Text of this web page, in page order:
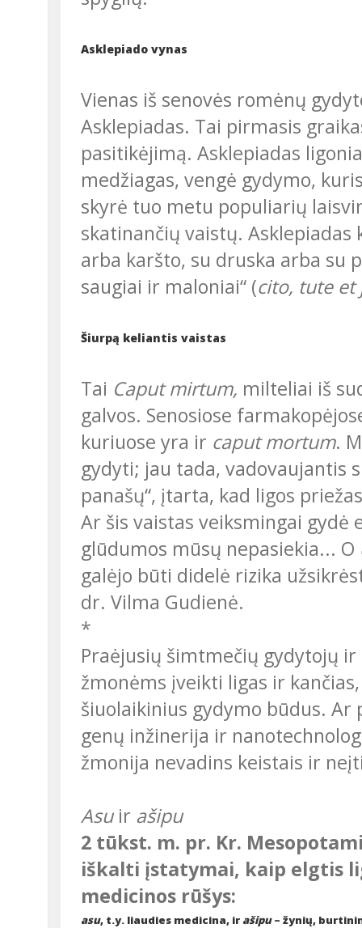
Asklepiado vynas
Vienas iš senovės romėnų gydytojų buvo iš Mažosios Azijos kilęs graikas
Asklepiadas. Tai pirmasis
pasitikėjimą. Asklepiadas
medžiagas, vengė gydymo,
skyrė tuo metu populiarių
skatinančių vaistų.
arba karšto, su druska arba su
saugiai ir maloniai“ (cito, tute et
Šiurpą keliantis vaistas
Tai Caput mirtum, milteliai iš
galvos. Senosiose
kuriuose yra ir caput mortum.
gydyti; jau tada, vadovaujantis
panašų“, įtarta, kad ligos
Ar šis vaistas veiksmingai gydė epilepsiją? „Tokie įrodymai iš amžių
glūdumos mūsų nepasiekia... O
galėjo būti didelė rizika
dr. Vilma Gudienė.
*
Praėjusių šimtmečių gydytojų ir mokslininkų, ieškojusių, kaip padėti
žmonėms įveikti ligas ir
šiuolaikinius gydymo būdus.
genų inžinerija ir
žmonija nevadins keistais ir
Asuir ašipu
2 tūkst. m. pr. Kr. Mesopotamijoje karaliaus įsakymu bazalto stulpe
iškalti įstatymai, kaip elgtis
medicinos rūšys:
asu, t.y. liaudies medicina, ir ašipu– žynių,